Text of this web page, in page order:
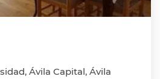
Ávila Capital, Ávila